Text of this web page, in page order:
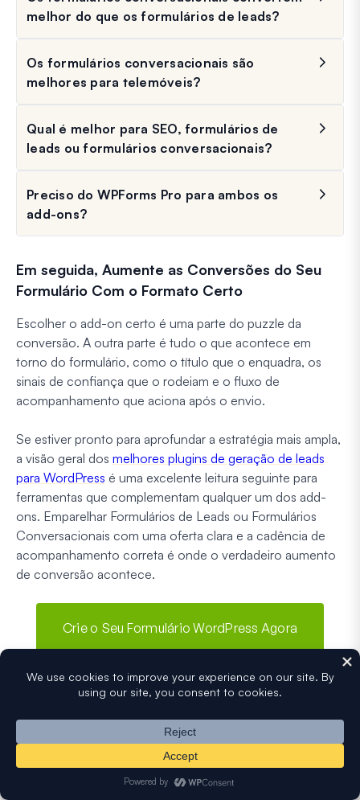
melhor do que os formulários de leads?
Os formulários conversacionais são
melhores para telemóveis?
Qual é melhor para SEO, formulários de
leads ou formulários conversacionais?
Preciso do WPForms Pro para ambos os
add-ons?
Em seguida, Aumente as Conversões do Seu
Formulário Com o Formato Certo
Escolher o add-on certo é uma parte do puzzle da
conversão. A outra parte é tudo o que acontece em
torno do formulário, como o título que o enquadra, os
sinais de confiança que o rodeiam e o fluxo de
acompanhamento que aciona após o envio.
Se estiver pronto para aprofundar a estratégia mais ampla,
a visão geral dos melhores plugins de geração de leads
para WordPress é uma excelente leitura seguinte para
ferramentas que complementam qualquer um dos add-
ons. Emparelhar Formulários de Leads ou Formulários
Conversacionais com uma oferta clara e a cadência de
acompanhamento correta é onde o verdadeiro aumento
de conversão acontece.
Crie o Seu Formulário WordPress Agora
Pronto para construir o seu formulário? Comece hoje
com o plugin construtor de formulários WordPress mais
fácil. OWPForms Proinclui muitos modelos gratuitos e
oferece uma garantia de devolução do dinheiro em 14